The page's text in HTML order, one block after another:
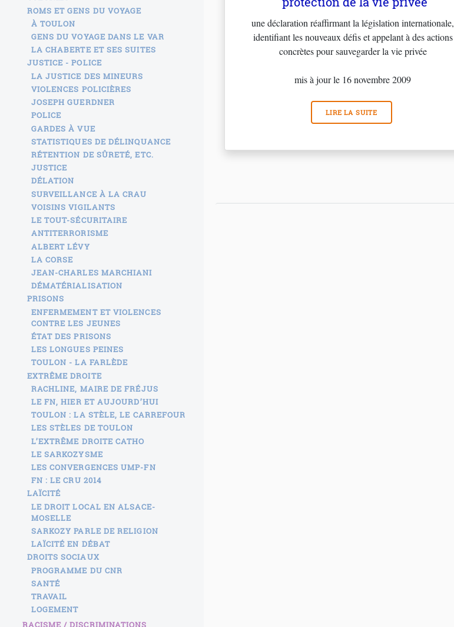
une déclaration réaffirmant la législation internationale,
identifiant les nouveaux défis et appelant à des actions
concrètes pour sauvegarder la vie privée
mis à jour le 16 novembre 2009
LIRE LA SUITE
ROMS ET GENS DU VOYAGE
À TOULON
GENS DU VOYAGE DANS LE VAR
LA CHABERTE ET SES SUITES
JUSTICE - POLICE
LA JUSTICE DES MINEURS
VIOLENCES POLICIÈRES
JOSEPH GUERDNER
POLICE
GARDES À VUE
STATISTIQUES DE DÉLINQUANCE
RÉTENTION DE SÛRETÉ, ETC.
JUSTICE
DÉLATION
SURVEILLANCE À LA CRAU
VOISINS VIGILANTS
LE TOUT-SÉCURITAIRE
ANTITERRORISME
ALBERT LÉVY
LA CORSE
JEAN-CHARLES MARCHIANI
DÉMATÉRIALISATION
PRISONS
ENFERMEMENT ET VIOLENCES
CONTRE LES JEUNES
ÉTAT DES PRISONS
LES LONGUES PEINES
TOULON - LA FARLÈDE
EXTRÊME DROITE
RACHLINE, MAIRE DE FRÉJUS
LE FN, HIER ET AUJOURD’HUI
TOULON : LA STÈLE, LE CARREFOUR
LES STÈLES DE TOULON
L’EXTRÊME DROITE CATHO
LE SARKOZYSME
LES CONVERGENCES UMP-FN
FN : LE CRU 2014
LAÏCITÉ
LE DROIT LOCAL EN ALSACE-
MOSELLE
SARKOZY PARLE DE RELIGION
LAÏCITÉ EN DÉBAT
DROITS SOCIAUX
PROGRAMME DU CNR
SANTÉ
TRAVAIL
LOGEMENT
RACISME / DISCRIMINATIONS